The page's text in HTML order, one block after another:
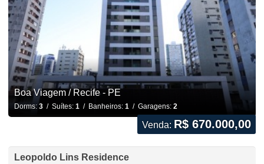
Boa Viagem / Recife - PE
Dorms: 3/ Suítes: 1/ Banheiros: 1/ Garagens: 2
Venda: R$ 670.000,00
Leopoldo Lins Residence